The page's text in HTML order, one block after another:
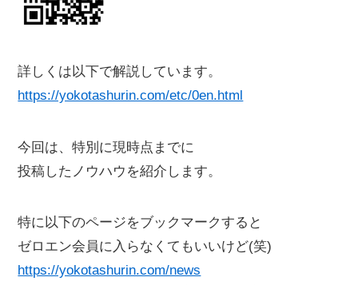
詳しくは以下で解説しています。
https://yokotashurin.com/etc/0en.html
今回は、特別に現時点までに
投稿したノウハウを紹介します。
特に以下のページをブックマークすると
ゼロエン会員に入らなくてもいいけど(笑)
https://yokotashurin.com/news